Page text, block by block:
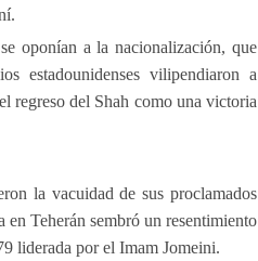
oponían a la nacionalización, que
estadounidenses vilipendiaron a
regreso del Shah como una victoria
la vacuidad de sus proclamados
Teherán sembró un resentimiento
liderada por el Imam Jomeini.